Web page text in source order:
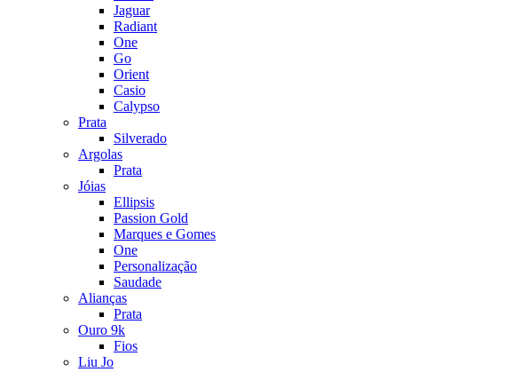
Jaguar
Radiant
One
Go
Orient
Casio
Calypso
Prata
Silverado
Argolas
Prata
Jóias
Ellipsis
Passion Gold
Marques e Gomes
One
Personalização
Saudade
Alianças
Prata
Ouro 9k
Fios
Liu Jo